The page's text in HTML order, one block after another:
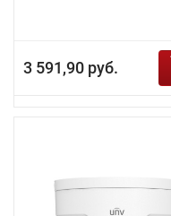
3 591,90 руб.